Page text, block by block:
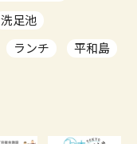
洗足池
ランチ
平和島